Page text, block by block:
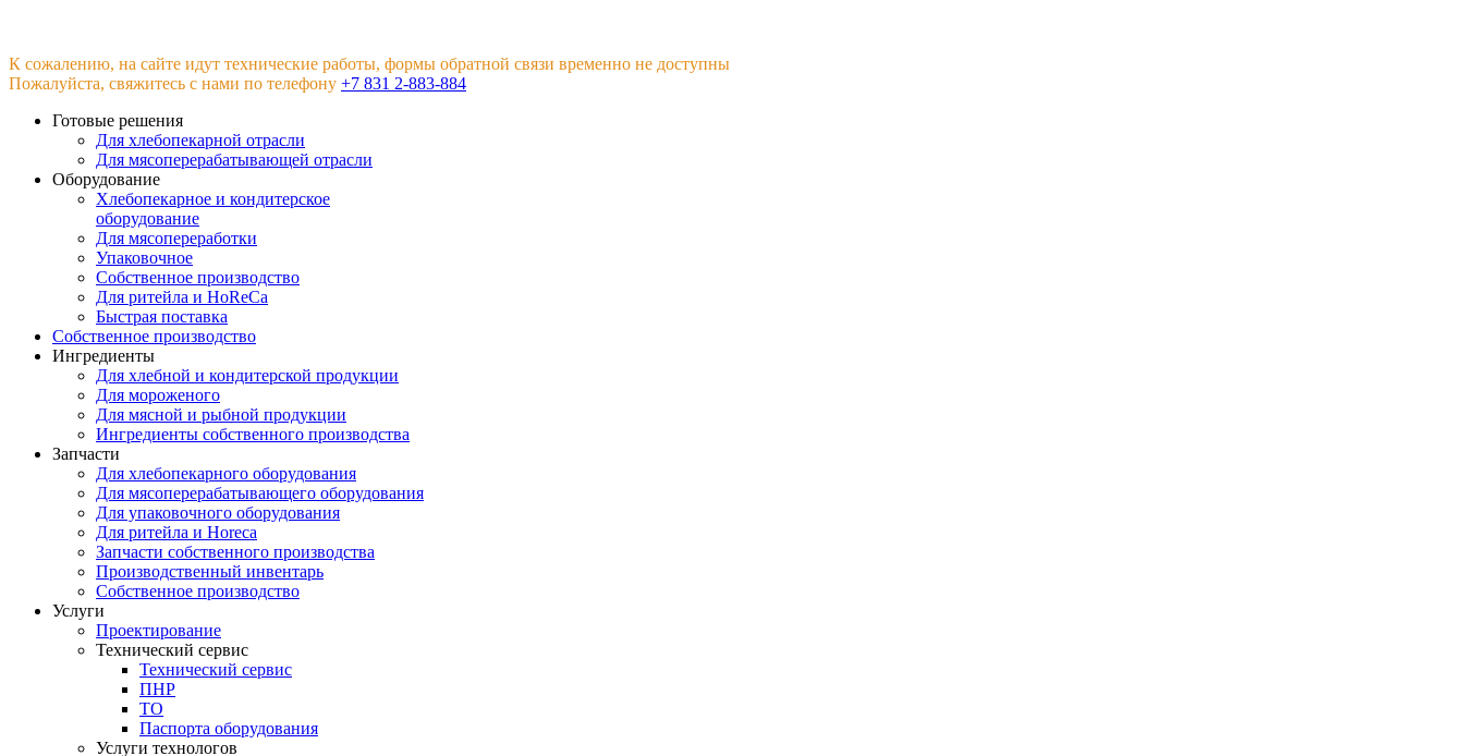
К сожалению, на сайте идут технические работы, формы обратной связи временно не доступны
Пожалуйста, свяжитесь с нами по телефону +7 831 2-883-884
Готовые решения
Для хлебопекарной отрасли
Для мясоперерабатывающей отрасли
Оборудование
Хлебопекарное и кондитерское
оборудование
Для мясопереработки
Упаковочное
Собственное производство
Для ритейла и HoReCa
Быстрая поставка
Собственное производство
Ингредиенты
Для хлебной и кондитерской продукции
Для мороженого
Для мясной и рыбной продукции
Ингредиенты собственного производства
Запчасти
Для хлебопекарного оборудования
Для мясоперерабатывающего оборудования
Для упаковочного оборудования
Для ритейла и Horeca
Запчасти собственного производства
Производственный инвентарь
Собственное производство
Услуги
Проектирование
Технический сервис
Технический сервис
ПНР
ТО
Паспорта оборудования
Услуги технологов